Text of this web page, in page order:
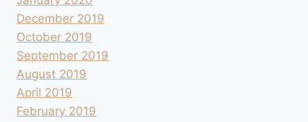
December 2019
October 2019
September 2019
August 2019
April 2019
February 2019